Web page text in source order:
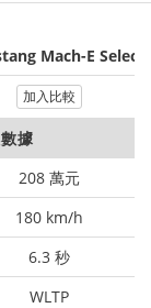
Mach-E Select
加入比較
據
208 萬元
180 km/h
6.3 秒
WLTP